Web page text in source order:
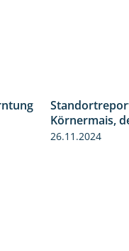
Körnermais,
26.11.2024